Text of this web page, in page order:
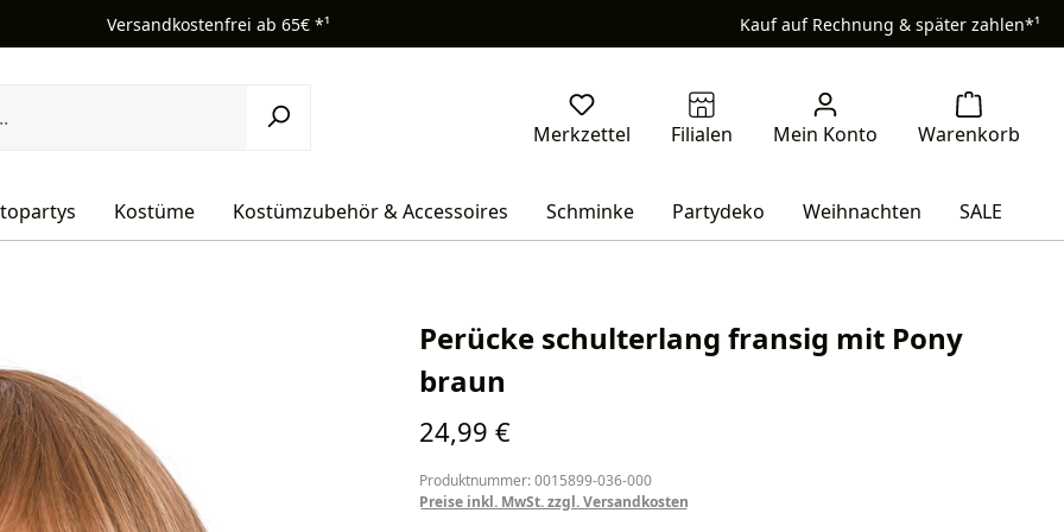
Versandkostenfrei ab 65€ *¹ Kauf auf Rechnung & später zahlen*¹
Kostüme Kostümzubehör & Accessoires Schminke Partydeko Weihnachten SALE
Perücke schulterlang fransig mit Pony
braun
Regulärer Preis:
24,99 €
Produktnummer: 0015899-036-000
Preise inkl. MwSt. zzgl. Versandkosten